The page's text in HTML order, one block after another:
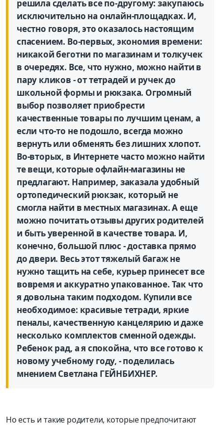
решила сделать все по-другому: закупаюсь
исключительно на онлайн-площадках. И,
честно говоря, это оказалось настоящим
спасением. Во-первых, экономия времени:
никакой беготни по магазинам и толкучек
в очередях. Все, что нужно, можно найти в
пару кликов - от тетрадей и ручек до
школьной формы и рюкзака. Огромный
выбор позволяет приобрести
качественные товары по лучшим ценам, а
если что-то не подошло, всегда можно
вернуть или обменять без лишних хлопот.
Во-вторых, в Интернете часто можно найти
те вещи, которые офлайн-магазины не
предлагают. Например, заказала удобный
ортопедичес­кий рюкзак, который не
смогла найти в местных магазинах. А еще
можно почитать отзывы других родителей
и быть уверенной в качестве товара. И,
конечно, большой плюс - доставка прямо
до двери. Весь этот тяжелый багаж не
нужно тащить на себе, курьер принесет все
вовремя и аккуратно упакованное. Так что
я довольна таким подходом. Купили все
необходимое: красивые тетради, яркие
пеналы, качественную канцелярию и даже
несколько комплектов сменной одежды.
Ребенок рад, а я спокойна, что все готово к
новому учебному году, - поделилась
мнением Светлана ГЕЙНБИХНЕР.
Но есть и такие родители, которые предпочитают